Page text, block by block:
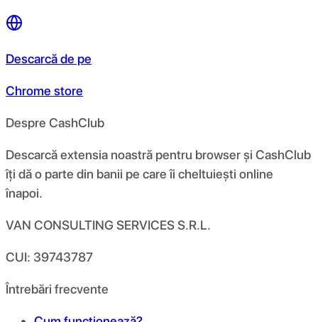
Descarcă de pe
Chrome store
Despre CashClub
Descarcă extensia noastră pentru browser și CashClub
îți dă o parte din banii pe care îi cheltuiești online
înapoi.
VAN CONSULTING SERVICES S.R.L.
CUI: 39743787
Întrebări frecvente